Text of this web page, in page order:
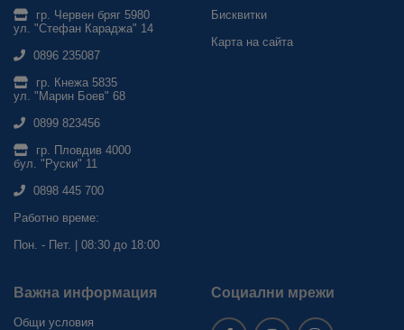
гр. Червен бряг 5980
ул. "Стефан Караджа" 14
0896 235087
гр. Кнежа 5835
ул. "Марин Боев" 68
0899 823456
гр. Пловдив 4000
бул. "Руски" 11
0898 445 700
Работно време:
Пон. - Пет. | 08:30 до 18:00
Бисквитки
Карта на сайта
Важна информация
Общи условия
Социални мрежи